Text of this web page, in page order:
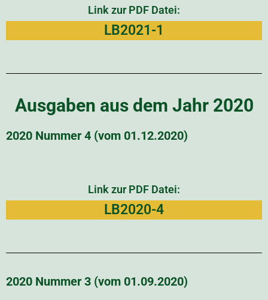
Link zur PDF Datei:
LB2021-1
Ausgaben aus dem Jahr 2020
2020 Nummer 4 (vom 01.12.2020)
Link zur PDF Datei:
LB2020-4
2020 Nummer 3 (vom 01.09.2020)